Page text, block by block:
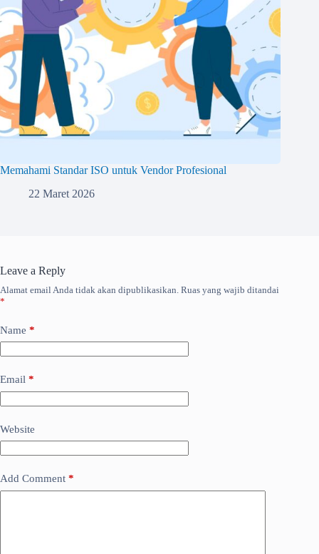
Memahami Standar ISO untuk Vendor Profesional
22 Maret 2026
Leave a Reply
Alamat email Anda tidak akan dipublikasikan. Ruas yang wajib ditandai
*
Name *
Email *
Website
Add Comment *